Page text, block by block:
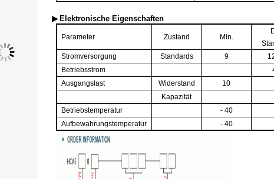
▶ Elektronische Eigenschaften
Parameter Zustand Min.
Stromversorgung Standards 9
Betriebsstrom
Ausgangslast
Widerstand 10
Kapazität
Betriebstemperatur
- 40
Aufbewahrungstemperatur
- 40